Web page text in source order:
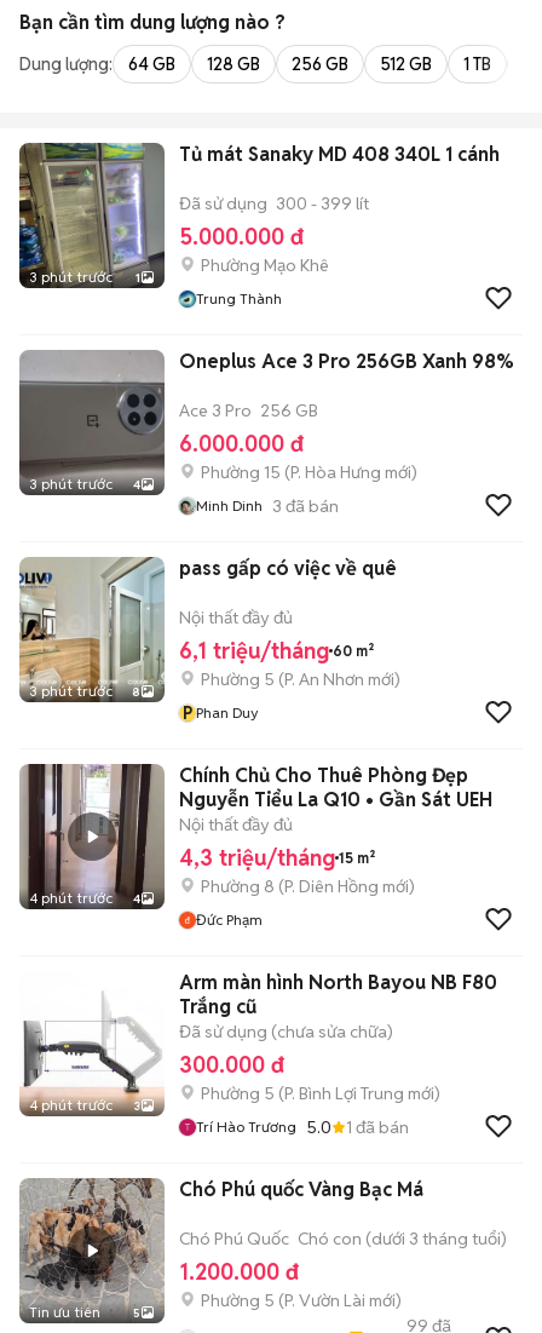
Bạn cần tìm dung lượng nào ?
Dung lượng: 64 GB 128 GB 256 GB 512 GB 1 TB
3 phút trước 1
Tủ mát Sanaky MD 408 340L 1 cánh
Đã sử dụng 300 - 399 lít
5.000.000 đ
Phường Mạo Khê
Trung Thành
3 phút trước 4
Oneplus Ace 3 Pro 256GB Xanh 98%
Ace 3 Pro 256 GB
6.000.000 đ
Phường 15 (P. Hòa Hưng mới)
Minh Dinh 3 đã bán
3 phút trước 8
pass gấp có việc về quê
Nội thất đầy đủ
6,1 triệu/tháng 60 m²
Phường 5 (P. An Nhơn mới)
P Phan Duy
4 phút trước 4
Chính Chủ Cho Thuê Phòng Đẹp
Nguyễn Tiểu La Q10 • Gần Sát UEH
Nội thất đầy đủ
4,3 triệu/tháng 15 m²
Phường 8 (P. Diên Hồng mới)
Đức Phạm
4 phút trước 3
Arm màn hình North Bayou NB F80
Trắng cũ
Đã sử dụng (chưa sửa chữa)
300.000 đ
Phường 5 (P. Bình Lợi Trung mới)
Trí Hào Trương 5.0 1 đã bán
Tin ưu tiên 5
Chó Phú quốc Vàng Bạc Má
Chó Phú Quốc Chó con (dưới 3 tháng tuổi)
1.200.000 đ
Phường 5 (P. Vườn Lài mới)
99 đã